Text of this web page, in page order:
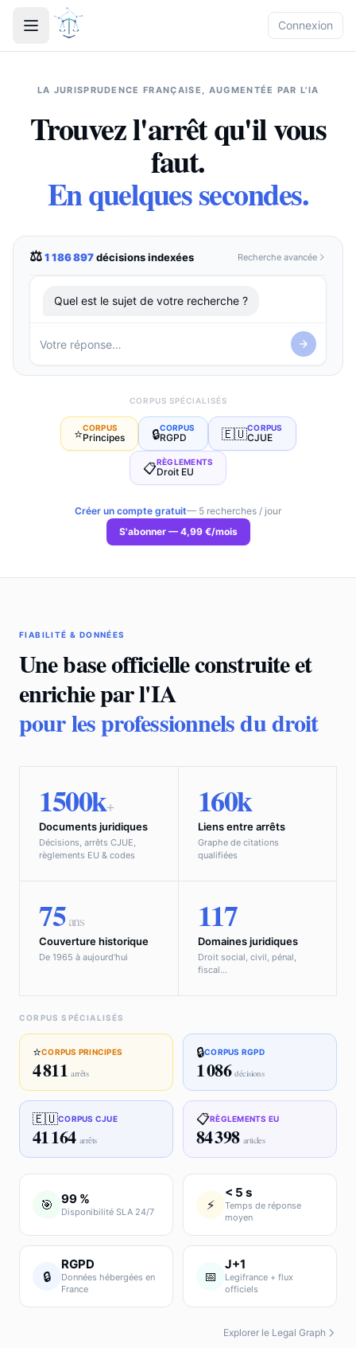
Connexion
›Accueil
›Rechercher une décision
› Connectez SmartLawyer
à votre IA préférée (MCP)
›Questions réponses
Explorer le Legal Graph
Contact
ESPACE DÉVELOPPEUR
Documentation / API REST
ACCÈS ILLIMITÉ · 4,99 €/MOIS
Bénéficiez de 5 recherches / jour
Créer mon compte →
LA JURISPRUDENCE FRANÇAISE, AUGMENTÉE PAR L'IA
Trouvez l'arrêt qu'il vous
faut.
En quelques secondes.
⚖1 186 897décisions indexées Recherche avancée
Quel est le sujet de votre recherche ?
CORPUS SPÉCIALISÉS
⭐CORPUS
Principes 🔒CORPUS
RGPD 🇪🇺CORPUS
CJUE
📋RÈGLEMENTS
Droit EU
Créer un compte gratuit— 5 recherches / jour
S'abonner — 4,99 €/mois
FIABILITÉ & DONNÉES
Une base officielle construite et
enrichie par l'IA
pour les professionnels du droit
1500k+
Documents juridiques
Décisions, arrêts CJUE,
règlements EU & codes
160k
Liens entre arrêts
Graphe de citations
qualifiées
75ans
Couverture historique
De 1965 à aujourd'hui
117
Domaines juridiques
Droit social, civil, pénal,
fiscal…
CORPUS SPÉCIALISÉS
⭐CORPUS PRINCIPES
4 811 arrêts
🔒CORPUS RGPD
1 086 décisions
🇪🇺CORPUS CJUE
41 164 arrêts
📋RÈGLEMENTS EU
84 398 articles
🎯 99 %
Disponibilité SLA 24/7 ⚡
< 5 s
Temps de réponse
moyen
🔒
RGPD
Données hébergées en
France
📅
J+1
Legifrance + flux
officiels
Explorer le Legal Graph